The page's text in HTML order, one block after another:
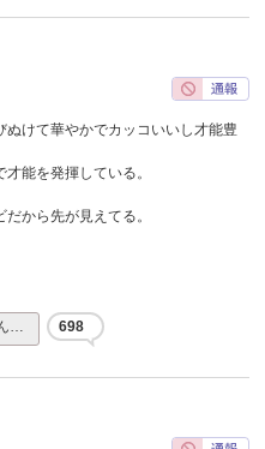
けて華やかでカッコいいし才能豊
能を発揮している。
から先が見えてる。
… 698